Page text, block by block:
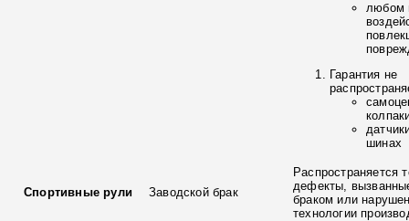
любом
Гарантия не
шинах
Спортивные рули Заводской брак
Распространяется
дефекты,
браком или
технологии